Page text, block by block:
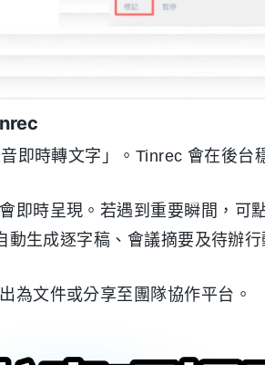
即時轉文字」。Tinrec 會在後台
即時呈現。若遇到重要瞬間，可
動生成逐字稿、會議摘要及待辦
為文件或分享至團隊協作平台。